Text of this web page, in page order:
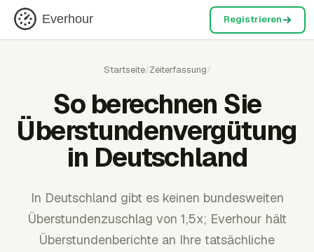
Everhour Registrieren
Startseite/Zeiterfassung/
So berechnen Sie
Überstundenvergütung
in Deutschland
In Deutschland gibt es keinen bundesweiten
Überstundenzuschlag von 1,5x; Everhour hält
Überstundenberichte an Ihre tatsächliche